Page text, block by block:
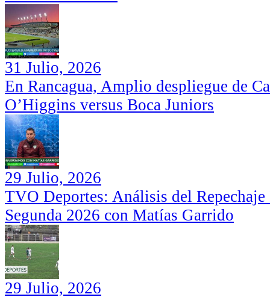
31 Julio, 2026
En Rancagua, Amplio despliegue de
O’Higgins versus Boca Juniors
29 Julio, 2026
TVO Deportes: Análisis del
Segunda 2026 con Matías Garrido
29 Julio, 2026